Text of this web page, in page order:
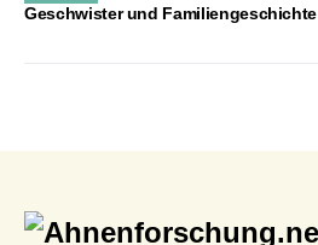
Geschwister und Familiengeschichte